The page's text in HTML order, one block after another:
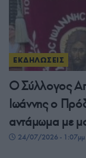
ΕΚΔΗΛΩΣΕΙΣ
Ο Σύλλογος
Ιωάννης ο
αντάμωμα με
24/07/2026 - 1:07μμ